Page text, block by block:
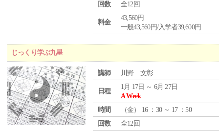
回数
全12回
料金
43,560円
一般43,560円/入学者39,600円
じっくり学ぶ九星
講師 川野 文彰
日程
1月 17日 ～ 6月 27日
A Week
時間
（金） 16 ：30 ～ 17 ：50
回数
全12回